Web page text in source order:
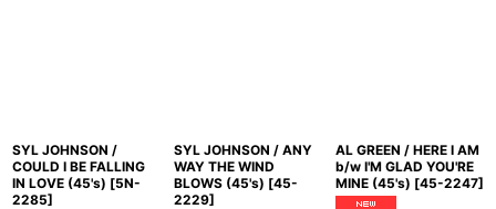
SYL JOHNSON /
COULD I BE FALLING
IN LOVE (45's) [5N-
2285]
SYL JOHNSON / ANY
WAY THE WIND
BLOWS (45's) [45-
2229]
AL GREEN / HERE I AM
b/w I'M GLAD YOU'RE
MINE (45's) [45-2247]